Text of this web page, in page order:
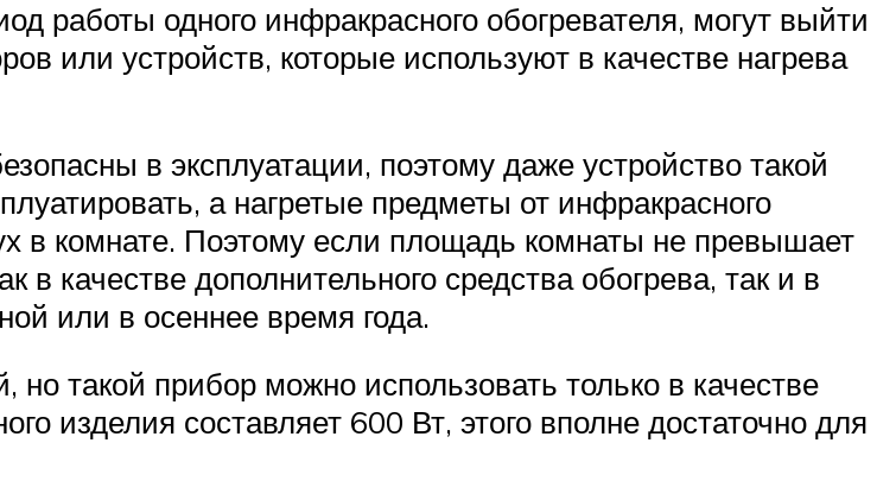
работы одного инфракрасного обогревателя, могут выйти
или устройств, которые используют в качестве нагрева
в эксплуатации, поэтому даже устройство такой
а нагретые предметы от инфракрасного
в комнате. Поэтому если площадь комнаты не превышает
качестве дополнительного средства обогрева, так и в
или в осеннее время года.
такой прибор можно использовать только в качестве
изделия составляет 600 Вт, этого вполне достаточно для